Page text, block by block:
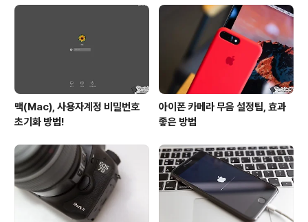
맥(Mac), 사용자계정 비밀번호
초기화 방법!
아이폰 카메라 무음 설정팁, 효과
좋은 방법